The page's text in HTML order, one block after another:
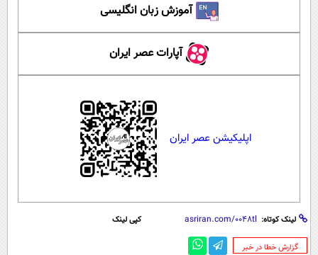
آموزش زبان انگلیسی
آپارات عصر ایران
اپلیکیشن عصر ایران
لینک کوتاه: کپی لینک
‌گزارش خطا در خبر